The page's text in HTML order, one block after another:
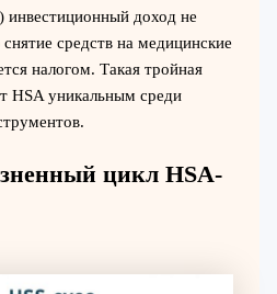
инвестиционный доход не
средств на медицинские
налогом. Такая тройная
HSA уникальным среди
цикл HSA-